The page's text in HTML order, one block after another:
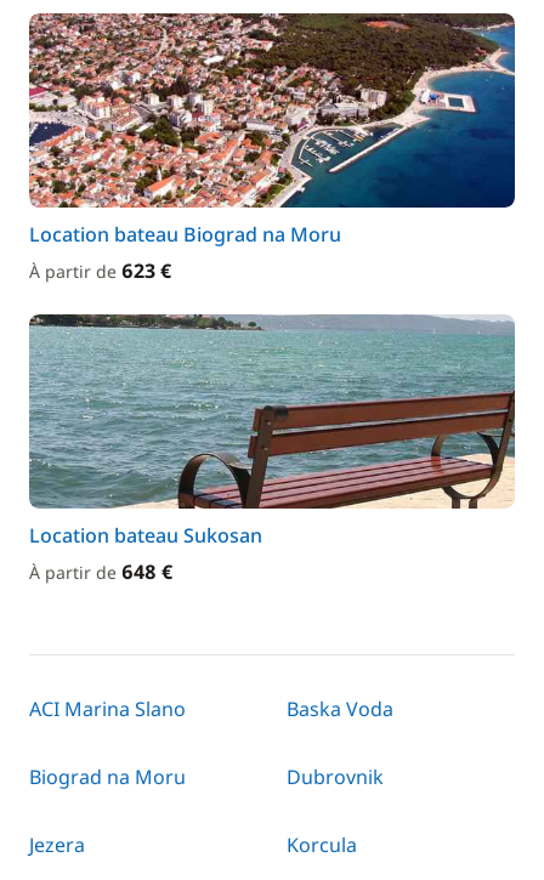
Location bateau Biograd na Moru
À partir de 623 €
Location bateau Sukosan
À partir de 648 €
ACI Marina Slano Baska Voda
Biograd na Moru Dubrovnik
Jezera Korcula